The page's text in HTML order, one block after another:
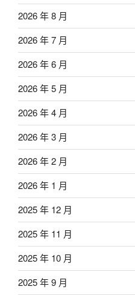
2026 年 8 月
2026 年 7 月
2026 年 6 月
2026 年 5 月
2026 年 4 月
2026 年 3 月
2026 年 2 月
2026 年 1 月
2025 年 12 月
2025 年 11 月
2025 年 10 月
2025 年 9 月